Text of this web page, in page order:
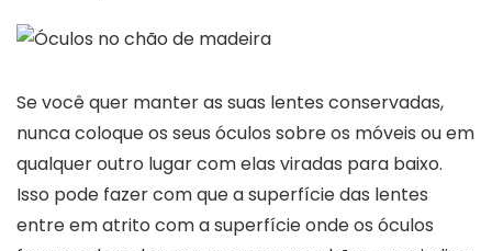
Se você quer manter as suas lentes conservadas,
nunca coloque os seus óculos sobre os móveis ou em
qualquer outro lugar com elas viradas para baixo.
Isso pode fazer com que a superfície das lentes
entre em atrito com a superfície onde os óculos